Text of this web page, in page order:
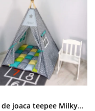
Cort de joaca teepee Milky Stars Personalizat